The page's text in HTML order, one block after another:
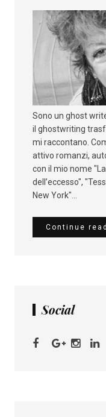
Sono un ghost
il ghostwriting
mi raccontano.
attivo romanzi,
con il mio nome
dell’eccesso",
New York"...
Continue
Social